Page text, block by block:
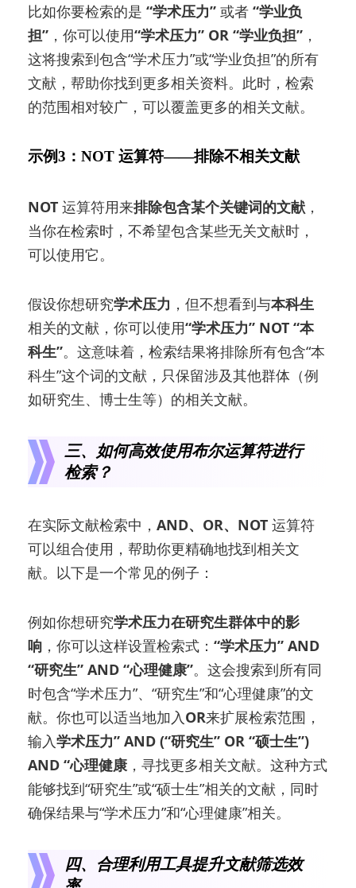
比如你要检索的是“学术压力” 或者“学业负
担” ，你可以使用“学术压力” OR “学业负担” ，
这将搜索到包含“学术压力”或“学业负担”的所有
文献，帮助你找到更多相关资料。此时，检索
的范围相对较广，可以覆盖更多的相关文献。
示例3：NOT 运算符——排除不相关文献
NOT 运算符用来排除包含某个关键词的文献 ，
当你在检索时，不希望包含某些无关文献时，
可以使用它。
假设你想研究学术压力 ，但不想看到与本科生
相关的文献，你可以使用“学术压力” NOT “本
科生”。这意味着，检索结果将排除所有包含“本
科生”这个词的文献，只保留涉及其他群体（例
如研究生、博士生等）的相关文献。
三、如何高效使用布尔运算符进行
检索？
在实际文献检索中，AND、OR、NOT 运算符
可以组合使用，帮助你更精确地找到相关文
献。以下是一个常见的例子：
例如你想研究学术压力在研究生群体中的影
响 ，你可以这样设置检索式：“学术压力” AND
“研究生” AND “心理健康”。这会搜索到所有同
时包含“学术压力”、“研究生”和“心理健康”的文
献。你也可以适当地加入 OR来扩展检索范围，
输入学术压力” AND (“研究生” OR “硕士生”)
AND “心理健康 ，寻找更多相关文献。这种方式
能够找到“研究生”或“硕士生”相关的文献，同时
确保结果与“学术压力”和“心理健康”相关。
四、合理利用工具提升文献筛选效